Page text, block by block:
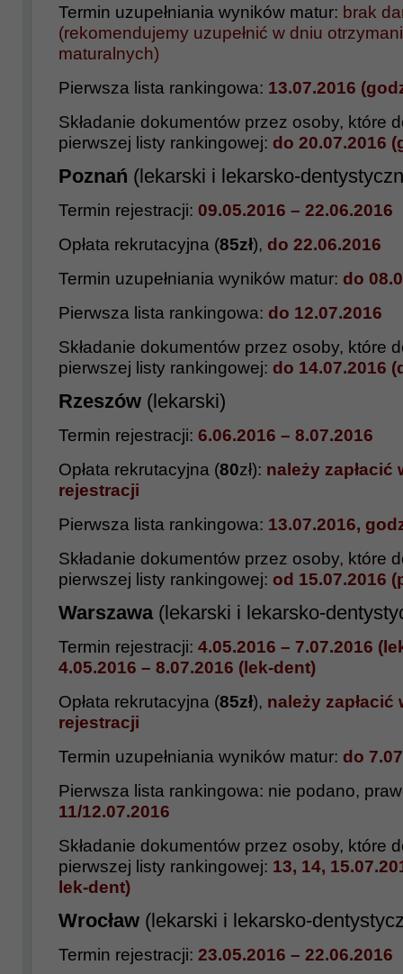
Termin uzupełniania wyników matur: brak
(rekomendujemy uzupełnić w dniu
maturalnych)
Pierwsza lista rankingowa: 13.07.2016
Składanie dokumentów przez osoby, które
pierwszej listy rankingowej: do 20.07.2016
Poznań (lekarski i lekarsko-
Termin rejestracji: 09.05.2016 – 22.06.2016
Opłata rekrutacyjna (85zł), do 22.06.2016
Termin uzupełniania wyników matur: do
Pierwsza lista rankingowa: do 12.07.2016
Składanie dokumentów przez osoby, które
pierwszej listy rankingowej: do 14.07.2016
Rzeszów (lekarski)
Termin rejestracji: 6.06.2016 – 8.07.2016
Opłata rekrutacyjna (80zł): należy zapłacić
rejestracji
Pierwsza lista rankingowa: 13.07.2016,
Składanie dokumentów przez osoby, które
pierwszej listy rankingowej: od 15.07.2016
Warszawa (lekarski i lekarsko-
Termin rejestracji: 4.05.2016 – 7.07.2016
4.05.2016 – 8.07.2016 (lek-dent)
Opłata rekrutacyjna (85zł), należy zapłacić
rejestracji
Termin uzupełniania wyników matur: do
Pierwsza lista rankingowa: nie podano,
11/12.07.2016
Składanie dokumentów przez osoby, które
pierwszej listy rankingowej: 13, 14,
lek-dent)
Wrocław (lekarski i lekarsko-
Termin rejestracji: 23.05.2016 – 22.06.2016